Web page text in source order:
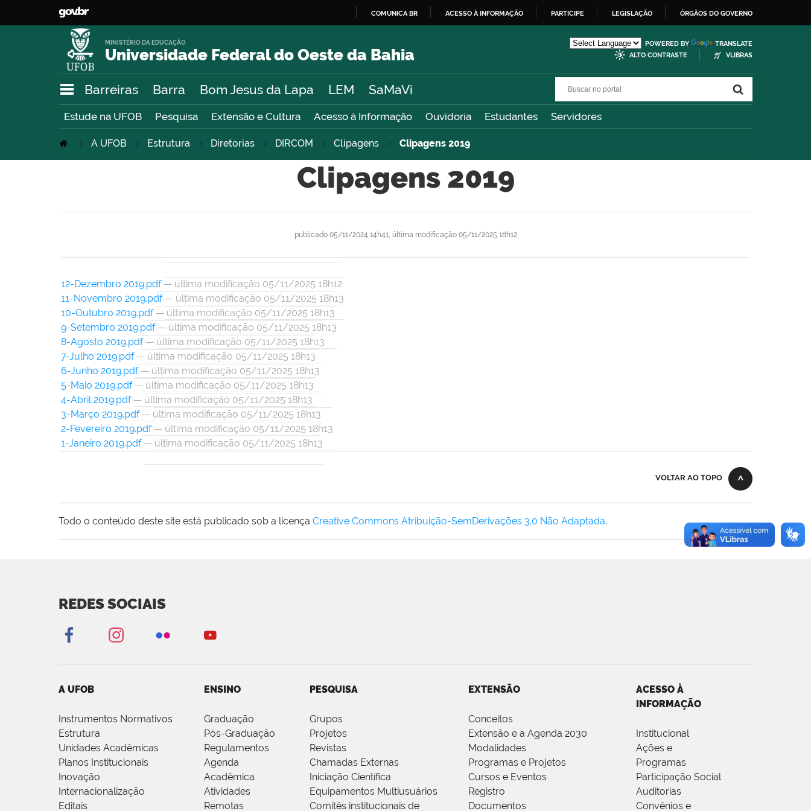
O
COMUNICA BR ACESSO À INFORMAÇÃO PARTICIPE LEGISLAÇÃO ÓRGÃOS DO GOVERNO
Universidade Federal do Oeste da Bahia
MINISTÉRIO DA EDUCAÇÃO POWERED BY
TRANSLATE
ALTO CONTRASTE
VLIBRAS
Barreiras Barra Bom Jesus da Lapa LEM SaMaVi
Estude na UFOB Pesquisa Extensão e Cultura Acesso à Informação Ouvidoria Estudantes Servidores
A UFOB Estrutura Diretorias DIRCOM Clipagens Clipagens 2019
Clipagens 2019
publicado05/11/2024 14h41, última modificação05/11/2025 18h12
12-Dezembro 2019.pdf — última modificação 05/11/2025 18h12
11-Novembro 2019.pdf — última modificação 05/11/2025 18h13
10-Outubro 2019.pdf — última modificação 05/11/2025 18h13
9-Setembro 2019.pdf — última modificação 05/11/2025 18h13
8-Agosto 2019.pdf — última modificação 05/11/2025 18h13
7-Julho 2019.pdf — última modificação 05/11/2025 18h13
6-Junho 2019.pdf — última modificação 05/11/2025 18h13
5-Maio 2019.pdf — última modificação 05/11/2025 18h13
4-Abril 2019.pdf — última modificação 05/11/2025 18h13
3-Março 2019.pdf — última modificação 05/11/2025 18h13
2-Fevereiro 2019.pdf — última modificação 05/11/2025 18h13
1-Janeiro 2019.pdf — última modificação 05/11/2025 18h13
VOLTAR AO TOPO
Todo o conteúdo deste site está publicado sob a licença Creative Commons Atribuição-SemDerivações 3.0 Não Adaptada.
REDES SOCIAIS
A UFOB
Instrumentos Normativos
Estrutura
Unidades Acadêmicas
Planos Institucionais
Inovação
Internacionalização
Editais
ENSINO
Graduação
Pós-Graduação
Regulamentos
Agenda
Acadêmica
Atividades
Remotas
PESQUISA
Grupos
Projetos
Revistas
Chamadas Externas
Iniciação Científica
Equipamentos Multiusuários
Comitês institucionais de
EXTENSÃO
Conceitos
Extensão e a Agenda 2030
Modalidades
Programas e Projetos
Cursos e Eventos
Registro
Documentos
ACESSO À
INFORMAÇÃO
Institucional
Ações e
Programas
Participação Social
Auditorias
Convênios e